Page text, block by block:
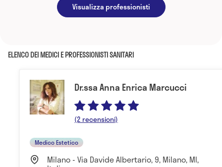
Visualizza professionisti
ELENCO DEI MEDICI E PROFESSIONISTI SANITARI
Dr.ssa Anna Enrica Marcucci
(2 recensioni)
Medico Estetico
Milano - Via Davide Albertario, 9, Milano, MI,